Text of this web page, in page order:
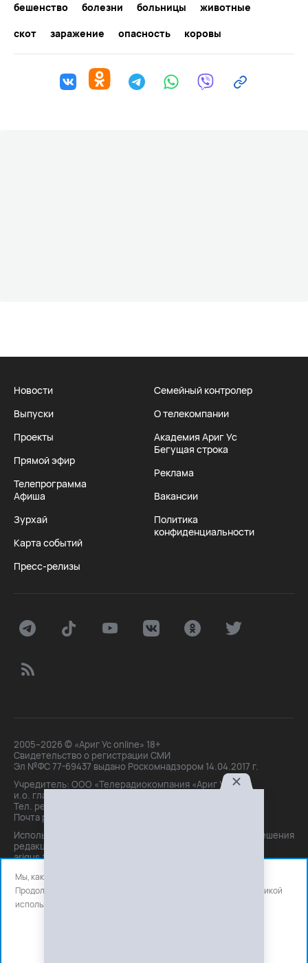
бешенство болезни больницы
животные
скот
заражение опасность коровы
Новости
Выпуски
Проекты
Прямой эфир
Телепрограмма
Афиша
Зурхай
Карта событий
Пресс-релизы
Семейный контролер
О телекомпании
Академия Ариг Ус
Бегущая строка
Реклама
Вакансии
Политика
конфиденциальности
2005–2026 © «Ариг Ус online» 18+
Свидетельство о регистрации СМИ
Эл №ФС 77-69437 выдано Роскомнадзором 14.04.2017 г.
Учредитель: ООО «Телерадиокомпания «Ариг Ус»,
и.о. главного редактора: Маханова О.Б.
Тел. peдakции: +7(3012)21-30-14,
Почта peдakции: editor@arigus.tv
Использование материалов только с письменного разрешения
редакции. При цитировании прямая активная ссылка на
arigus.tv обязательна.
Мы, как и все используем файлы cookie и сервисы аналитики.
Продолжая использовать сайт, вы соглашаетесь с нашей
политикой
использования